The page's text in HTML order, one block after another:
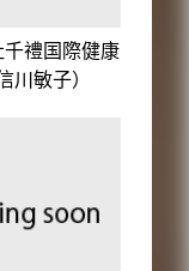
禮国際健康
川敏子）